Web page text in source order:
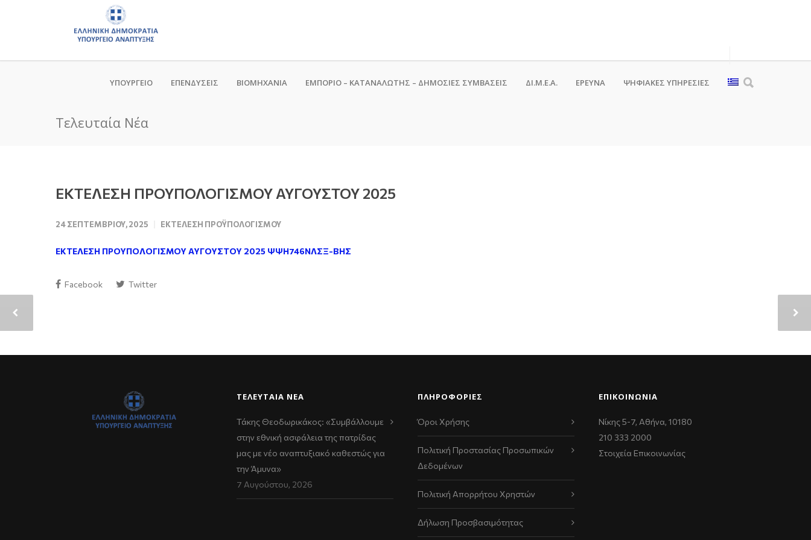
ΥΠΟΥΡΓΕΙΟ ΕΠΕΝΔΥΣΕΙΣ ΒΙΟΜΗΧΑΝΙΑ ΕΜΠΟΡΙΟ – ΚΑΤΑΝΑΛΩΤΗΣ – ΔΗΜΟΣΙΕΣ ΣΥΜΒΑΣΕΙΣ ΔΙ.Μ.Ε.Α. ΕΡΕΥΝΑ ΨΗΦΙΑΚΈΣ ΥΠΗΡΕΣΊΕΣ
Τελευταία Νέα
ΕΚΤΕΛΕΣΗ ΠΡΟΥΠΟΛΟΓΙΣΜΟΥ ΑΥΓΟΥΣΤΟΥ 2025
24 ΣΕΠΤΕΜΒΡΊΟΥ, 2025 ΕΚΤΈΛΕΣΗ ΠΡΟΫΠΟΛΟΓΙΣΜΟΎ
ΕΚΤΕΛΕΣΗ ΠΡΟΥΠΟΛΟΓΙΣΜΟΥ ΑΥΓΟΥΣΤΟΥ 2025 ΨΨΗ746ΝΛΣΞ-ΒΗΣ
Facebook Twitter
ΤΕΛΕΥΤΑΊΑ ΝΈΑ
Τάκης Θεοδωρικάκος: «Συμβάλλουμε
στην εθνική ασφάλεια της πατρίδας
μας με νέο αναπτυξιακό καθεστώς για
την Άμυνα»
7 Αυγούστου, 2026
ΠΛΗΡΟΦΟΡΙΕΣ
Όροι Χρήσης
Πολιτική Προστασίας Προσωπικών
Δεδομένων
Πολιτική Απορρήτου Χρηστών
Δήλωση Προσβασιμότητας
ΕΠΙΚΟΙΝΩΝΊΑ
Νίκης 5-7, Αθήνα, 10180
210 333 2000
Στοιχεία Επικοινωνίας